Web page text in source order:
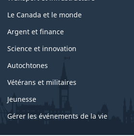
Le Canada et le monde
Argent et finance
Science et innovation
Autochtones
Vétérans et militaires
Jeunesse
Gérer les événements de la vie